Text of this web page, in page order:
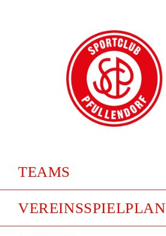
TEAMS
VEREINSSPIELPLAN